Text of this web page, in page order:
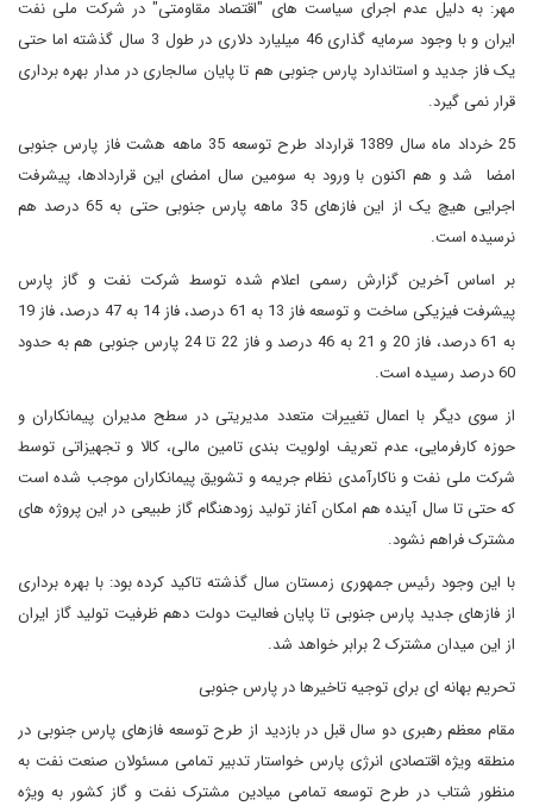
مهر: به دلیل عدم اجرای سیاست های "اقتصاد مقاومتی" در شرکت ملی نفت
ایران و با وجود سرمایه گذاری 46 میلیارد دلاری در طول 3 سال گذشته اما حتی
یک فاز جدید و استاندارد پارس جنوبی هم تا پایان سالجاری در مدار بهره برداری
قرار نمی گیرد.
25 خرداد ماه سال 1389 قرارداد طرح توسعه 35 ماهه هشت فاز پارس جنوبی
امضا شد و هم اکنون با ورود به سومین سال امضای این قراردادها، پیشرفت
اجرایی هیچ یک از این فازهای 35 ماهه پارس جنوبی حتی به 65 درصد هم
نرسیده است.
بر اساس آخرین گزارش رسمی اعلام شده توسط شرکت نفت و گاز پارس
پیشرفت فیزیکی ساخت و توسعه فاز 13 به 61 درصد، فاز 14 به 47 درصد، فاز 19
به 61 درصد، فاز 20 و 21 به 46 درصد و فاز 22 تا 24 پارس جنوبی هم به حدود
60 درصد رسیده است.
از سوی دیگر با اعمال تغییرات متعدد مدیریتی در سطح مدیران پیمانکاران و
حوزه کارفرمایی، عدم تعریف اولویت بندی تامین مالی، کالا و تجهیزاتی توسط
شرکت ملی نفت و ناکارآمدی نظام جریمه و تشویق پیمانکاران موجب شده است
که حتی تا سال آینده هم امکان آغاز تولید زودهنگام گاز طبیعی در این پروژه های
مشترک فراهم نشود.
با این وجود رئیس جمهوری زمستان سال گذشته تاکید کرده بود: با بهره برداری
از فازهای جدید پارس جنوبی تا پایان فعالیت دولت دهم ظرفیت تولید گاز ایران
از این میدان مشترک 2 برابر خواهد شد.
تحریم بهانه ای برای توجیه تاخیرها در پارس جنوبی
مقام معظم رهبری دو سال قبل در بازدید از طرح توسعه فازهای پارس جنوبی در
منطقه ویژه اقتصادی انرژی پارس خواستار تدبیر تمامی مسئولان صنعت نفت به
منظور شتاب در طرح توسعه تمامی میادین مشترک نفت و گاز کشور به ویژه